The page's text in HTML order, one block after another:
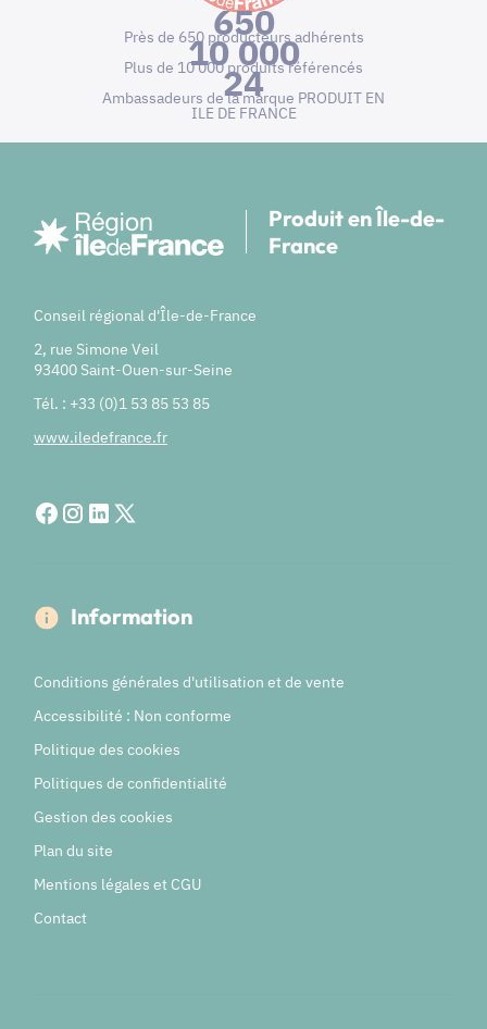
650
Près de 650 producteurs adhérents
10 000
Plus de 10 000 produits référencés
24
Ambassadeurs de la marque PRODUIT EN
ILE DE FRANCE
Produit en Île-de-
France
Conseil régional d'Île-de-France
2, rue Simone Veil
93400 Saint-Ouen-sur-Seine
Tél. : +33 (0)1 53 85 53 85
www.iledefrance.fr
Information
Conditions générales d'utilisation et de vente
Accessibilité : Non conforme
Politique des cookies
Politiques de confidentialité
Gestion des cookies
Plan du site
Mentions légales et CGU
Contact